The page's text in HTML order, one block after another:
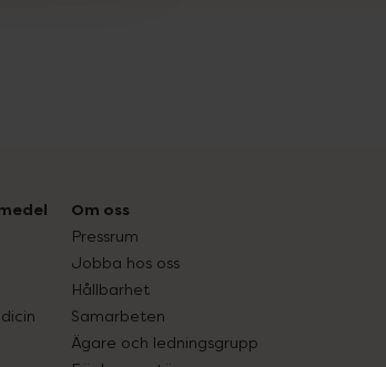
Om oss
Pressrum
Jobba hos oss
Hållbarhet
Samarbeten
Ägare och ledningsgrupp